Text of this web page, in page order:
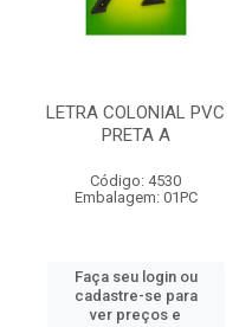
LETRA COLONIAL PVC
PRETA A
Código: 4530
Embalagem: 01PC
Faça seu login ou
cadastre-se para
ver preços e